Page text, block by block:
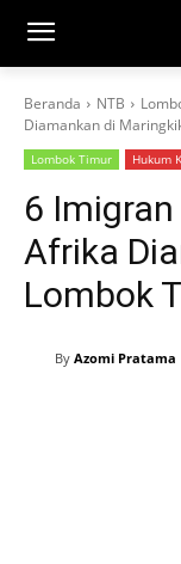
Beranda NTB
Diamankan di
Lombok Timur Hukum
6
Afrika
Lombok
By Azomi Pratama